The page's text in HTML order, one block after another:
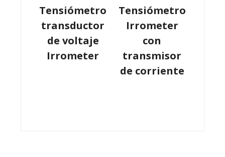
Tensiómetro
transductor
de voltaje
Irrometer
Tensiómetro
Irrometer
con
transmisor
de corriente